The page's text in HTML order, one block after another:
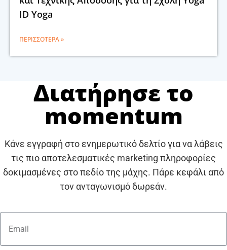
ID Yoga
ΠΕΡΙΣΣΌΤΕΡΑ »
Διατήρησε το
momentum
Κάνε εγγραφή στο ενημερωτικό δελτίο για να λάβεις
τις πιο αποτελεσματικές marketing πληροφορίες
δοκιμασμένες στο πεδίο της μάχης. Πάρε κεφάλι από
τον ανταγωνισμό δωρεάν.